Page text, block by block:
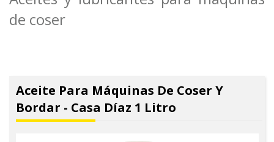
de coser
Aceite Para Máquinas De Coser Y
Bordar - Casa Díaz 1 Litro